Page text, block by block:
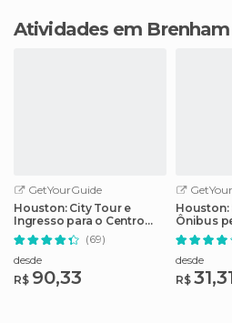
Atividades em Brenham
GetYourGuide
Houston: City Tour e
Ingresso para o Centro
Espacial da NASA
(69)
desde
R$ 90,33
Houston:
Ônibus
Bilhete
desde
R$